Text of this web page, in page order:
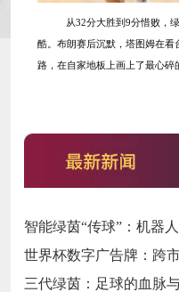
从32分大胜到9分惜败，
酷。布朗赛后沉默，塔图姆在看
路，在自家地板上画上了最心碎
智能绿茵“传球”：机器
世界杯数字广告牌：跨
三代绿茵：足球的血脉